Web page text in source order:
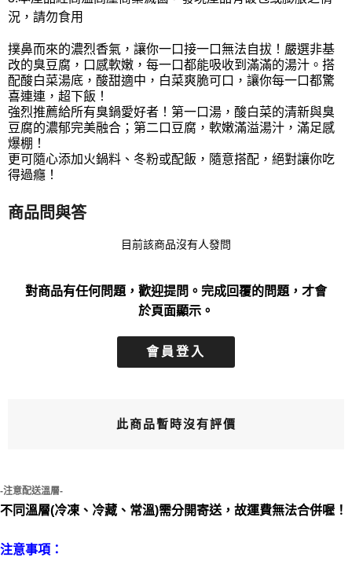
況，請勿食用
撲鼻而來的濃烈香氣，讓你一口接一口無法自拔！嚴選非基
改的臭豆腐，口感軟嫩，每一口都能吸收到滿滿的湯汁。搭
配酸白菜湯底，酸甜適中，白菜爽脆可口，讓你每一口都驚
喜連連，超下飯！
強烈推薦給所有臭鍋愛好者！第一口湯，酸白菜的清新與臭
豆腐的濃郁完美融合；第二口豆腐，軟嫩滿溢湯汁，滿足感
爆棚！
更可隨心添加火鍋料、冬粉或配飯，隨意搭配，絕對讓你吃
得過癮！
商品問與答
目前該商品沒有人發問
對商品有任何問題，歡迎提問。完成回覆的問題，才會
於頁面顯示。
會員登入
此商品暫時沒有評價
-注意配送溫層-
不同溫層(冷凍、冷藏、常溫)需分開寄送，故運費無法合併喔！
注意事項：